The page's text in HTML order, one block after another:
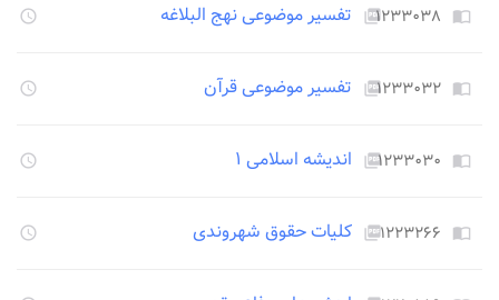
import_contacts ۱۲۳۳۰۳۸picture_as_pdf تفسیر موضوعی نهج البلاغه access_time
import_contacts ۱۲۳۳۰۳۲picture_as_pdf تفسیر موضوعی قرآن access_time
import_contacts ۱۲۳۳۰۳۰picture_as_pdf اندیشه اسلامی ۱ access_time
import_contacts ۱۲۲۳۲۶۶picture_as_pdf کلیات حقوق شهروندی access_time